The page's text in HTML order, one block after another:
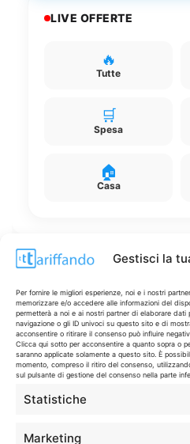
Gestisci la
Per fornire le migliori esperienze, noi e i nostri
memorizzare e/o accedere alle informazioni del
permetterà a noi e ai nostri partner di elaborare
navigazione o gli ID univoci su questo sito e di
acconsentire o ritirare il consenso può influire
Clicca qui sotto per acconsentire a quanto sopra o
saranno applicate solamente a questo sito. È
momento, compreso il ritiro del consenso,
sul pulsante di gestione del consenso nella parte
Statistiche
Marketing
LIVE OFFERTE
🔥
Tutte
🛒
Spesa
🏠
Casa
Disclaimer
I marchi citati appartengono ai
segnalate possono subire
sui siti ufficiali.